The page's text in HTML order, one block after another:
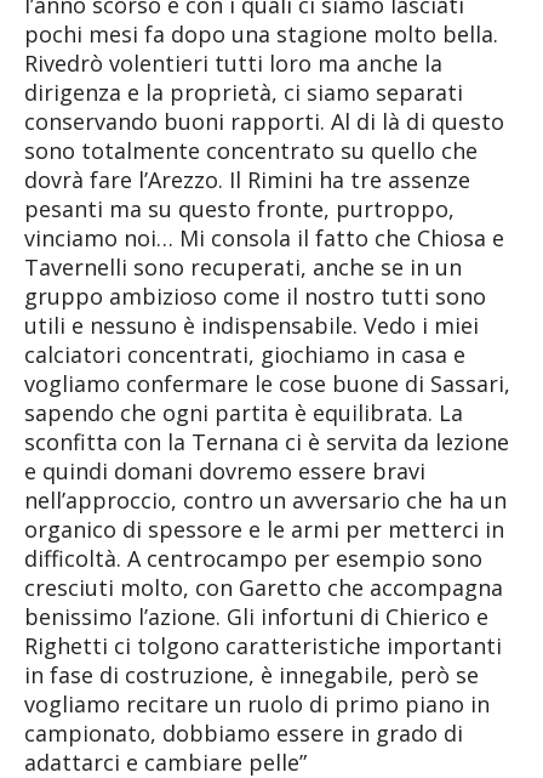
pochi mesi fa dopo una stagione molto bella.
Rivedrò volentieri tutti loro ma anche la
dirigenza e la proprietà, ci siamo separati
conservando buoni rapporti. Al di là di questo
sono totalmente concentrato su quello che
dovrà fare l’Arezzo. Il Rimini ha tre assenze
pesanti ma su questo fronte, purtroppo,
vinciamo noi… Mi consola il fatto che Chiosa e
Tavernelli sono recuperati, anche se in un
gruppo ambizioso come il nostro tutti sono
utili e nessuno è indispensabile. Vedo i miei
calciatori concentrati, giochiamo in casa e
vogliamo confermare le cose buone di Sassari,
sapendo che ogni partita è equilibrata. La
sconfitta con la Ternana ci è servita da lezione
e quindi domani dovremo essere bravi
nell’approccio, contro un avversario che ha un
organico di spessore e le armi per metterci in
difficoltà. A centrocampo per esempio sono
cresciuti molto, con Garetto che accompagna
benissimo l’azione. Gli infortuni di Chierico e
Righetti ci tolgono caratteristiche importanti
in fase di costruzione, è innegabile, però se
vogliamo recitare un ruolo di primo piano in
campionato, dobbiamo essere in grado di
adattarci e cambiare pelle”